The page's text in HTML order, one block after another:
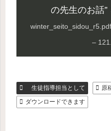
の先生のお話
–
生徒指導担当として
原
ダウンロードできます